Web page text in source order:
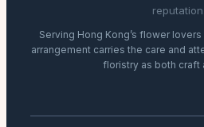
reputation.
Serving Hong Kong’s flower
arrangement carries the care and
floristry as both craft